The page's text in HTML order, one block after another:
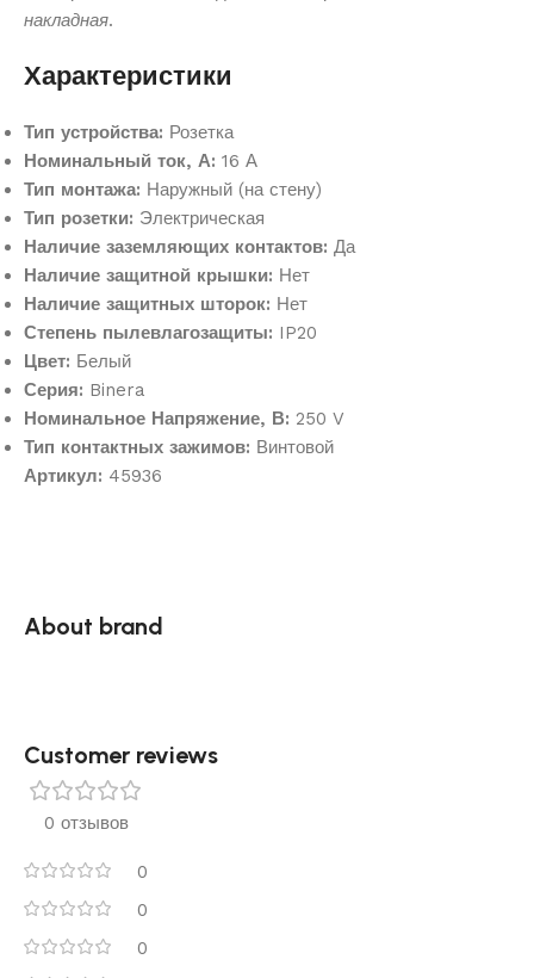
накладная.
Характеристики
Тип устройства: Розетка
Номинальный ток, А: 16 А
Тип монтажа: Наружный (на стену)
Тип розетки: Электрическая
Наличие заземляющих контактов: Да
Наличие защитной крышки: Нет
Наличие защитных шторок: Нет
Степень пылевлагозащиты: IP20
Цвет: Белый
Серия: Binera
Номинальное Напряжение, В: 250 V
Тип контактных зажимов: Винтовой
Артикул: 45936
About brand
Customer reviews​
0 отзывов
0
0
0